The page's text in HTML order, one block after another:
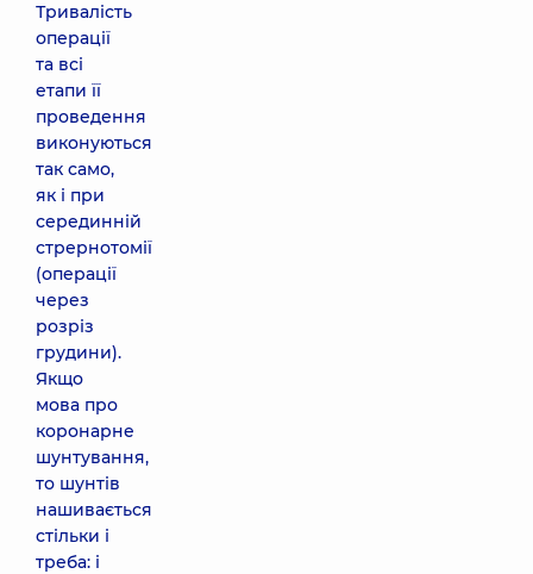
Тривалість
операції
та всі
етапи її
проведення
виконуються
так само,
як і при
серединній
стрернотомії
(операції
через
розріз
грудини).
Якщо
мова про
коронарне
шунтування,
то шунтів
нашивається
стільки і
треба: і